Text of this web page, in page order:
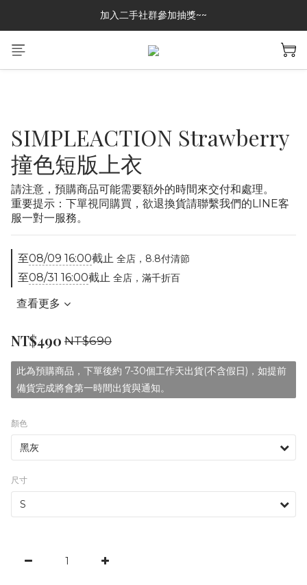
加入二手社群參加抽獎~~
加入二手社群參加抽獎~~
GREASE CLUB 已上架!!限時優惠中
SIMPLEACTION Strawberry
撞色短版上衣
請注意，預購商品可能需要額外的時間來交付和處理。
重要提示：下單視同購買，欲退換貨請聯繫我們的LINE客
服一對一服務。
至08/09 16:00截止 全店，8.8付清節
至08/31 16:00截止 全店，滿千折百
查看更多
NT$490 NT$690
此為預購商品，下單後約 7-30個工作天出貨(不含假日)，如提前
備貨完成將會第一時間出貨與通知。
顏色
尺寸